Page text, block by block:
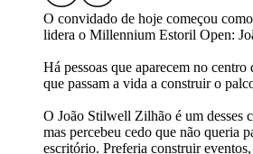
O convidado de hoje começou
lidera o Millennium Estoril Open:
Há pessoas que aparecem no centro
que passam a vida a construir o
O João Stilwell Zilhão é um desses
mas percebeu cedo que não queria
escritório. Preferia construir